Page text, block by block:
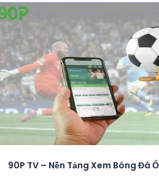
90P TV – Nền Tảng Xem Bóng Đá